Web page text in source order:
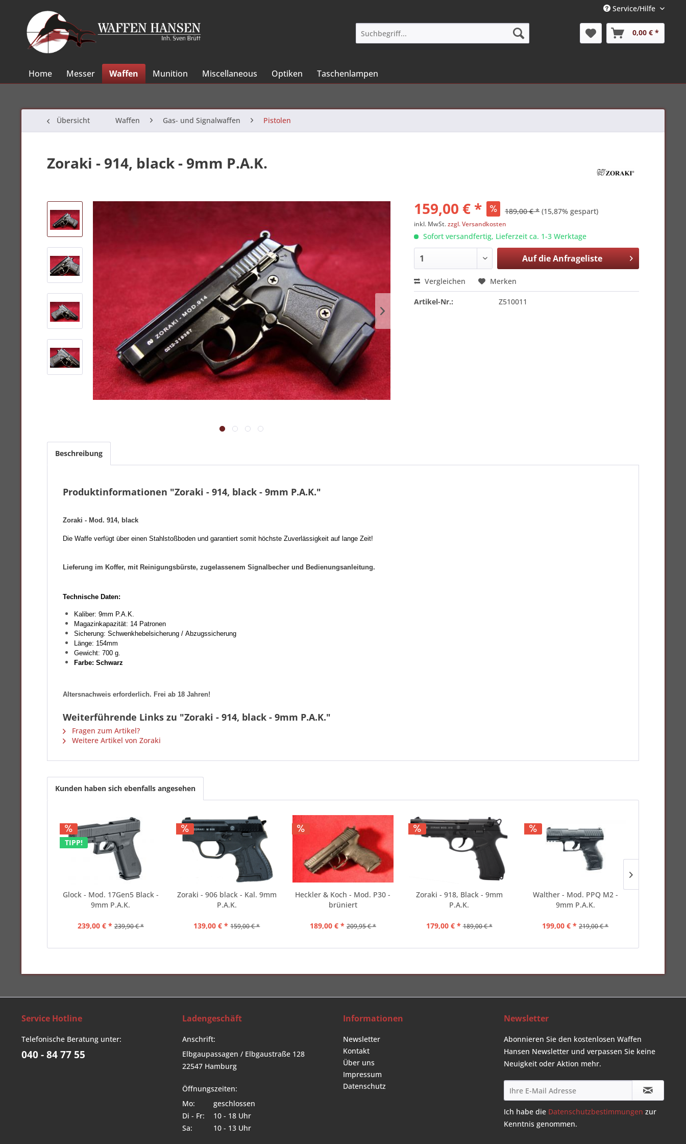
Service/Hilfe
0,00 € *
Home Messer Waffen Munition Miscellaneous Optiken Taschenlampen
Übersicht Waffen Gas- und Signalwaffen Pistolen
Zoraki - 914, black - 9mm P.A.K.
159,00 € * 189,00 € * (15,87% gespart)
inkl. MwSt.zzgl. Versandkosten
Sofort versandfertig, Lieferzeit ca. 1-3 Werktage
Auf dieAnfrageliste
Vergleichen Merken
Artikel-Nr.: Z510011
Beschreibung
Produktinformationen "Zoraki - 914, black - 9mm P.A.K."
Zoraki - Mod. 914, black
Die Waffe verfügt über einen Stahlstoßboden und garantiert somit höchste Zuverlässigkeit auf lange Zeit!
Lieferung im Koffer, mit Reinigungsbürste, zugelassenem Signalbecher und Bedienungsanleitung.
Technische Daten:
Kaliber: 9mm P.A.K.
Magazinkapazität: 14 Patronen
Sicherung: Schwenkhebelsicherung / Abzugssicherung
Länge: 154mm
Gewicht: 700 g.
Farbe: Schwarz
Altersnachweis erforderlich. Frei ab 18 Jahren!
Weiterführende Links zu "Zoraki - 914, black - 9mm P.A.K."
Fragen zum Artikel?
Weitere Artikel von Zoraki
Kunden haben sich ebenfalls angesehen
TIPP!
Glock - Mod. 17Gen5 Black -
9mm P.A.K.
239,00 € * 239,90 € *
Zoraki - 906 black - Kal. 9mm
P.A.K.
139,00 € * 159,00 € *
Heckler & Koch - Mod. P30 -
brüniert
189,00 € * 209,95 € *
Zoraki - 918, Black - 9mm
P.A.K.
179,00 € * 189,00 € *
Walther - Mod. PPQ M2 -
9mm P.A.K.
199,00 € * 219,00 € *
Service Hotline
Telefonische Beratung unter:
040 - 84 77 55
Ladengeschäft
Anschrift:
Elbgaupassagen / Elbgaustraße 128
22547 Hamburg
Öffnungszeiten:
Mo:
geschlossen
Di - Fr:
10 - 18 Uhr
Sa:
10 - 13 Uhr
Informationen
Newsletter
Kontakt
Über uns
Impressum
Datenschutz
Newsletter
Abonnieren Sie den kostenlosen Waffen
Hansen Newsletter und verpassen Sie keine
Neuigkeit oder Aktion mehr.
Ich habe die Datenschutzbestimmungen zur
Kenntnis genommen.